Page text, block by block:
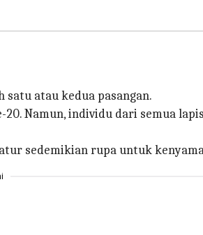
atau kedua pasangan.
Namun, individu dari semua
sedemikian rupa untuk